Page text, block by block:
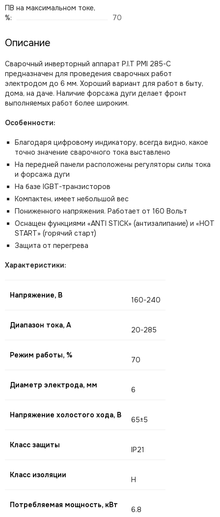
ПВ на максимальном токе,
%:
70
Описание
Сварочный инверторный аппарат P.I.T PMI 285-C
предназначен для проведения сварочных работ
электродом до 6 мм. Хороший вариант для работ в быту,
дома, на даче. Наличие форсажа дуги делает фронт
выполняемых работ более широким.
Особенности:
Благодаря цифровому индикатору, всегда видно, какое
точно значение сварочного тока выставлено
На передней панели расположены регуляторы силы тока
и форсажа дуги
На базе IGBT-транзисторов
Компактен, имеет небольшой вес
Пониженного напряжения. Работает от 160 Вольт
Оснащен функциями «ANTI STICK» (антизалипание) и «HOT
START» (горячий старт)
Защита от перегрева
Характеристики:
Напряжение, В
160-240
Диапазон тока, А
20-285
Режим работы, %
70
Диаметр электрода, мм
6
Напряжение холостого хода, В
65±5
Класс защиты
IP21
Класс изоляции
H
Потребляемая мощность, кВт
6.8